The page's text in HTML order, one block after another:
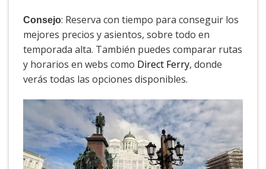
Consejo: Reserva con tiempo para conseguir los
mejores precios y asientos, sobre todo en
temporada alta. También puedes comparar rutas
y horarios en webs como Direct Ferry, donde
verás todas las opciones disponibles.